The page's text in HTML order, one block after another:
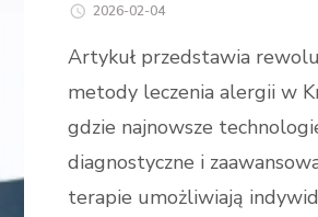
2026-02-04
Artykuł przedstawia
metody leczenia alergii w
gdzie najnowsze
diagnostyczne i
terapie umożliwiają